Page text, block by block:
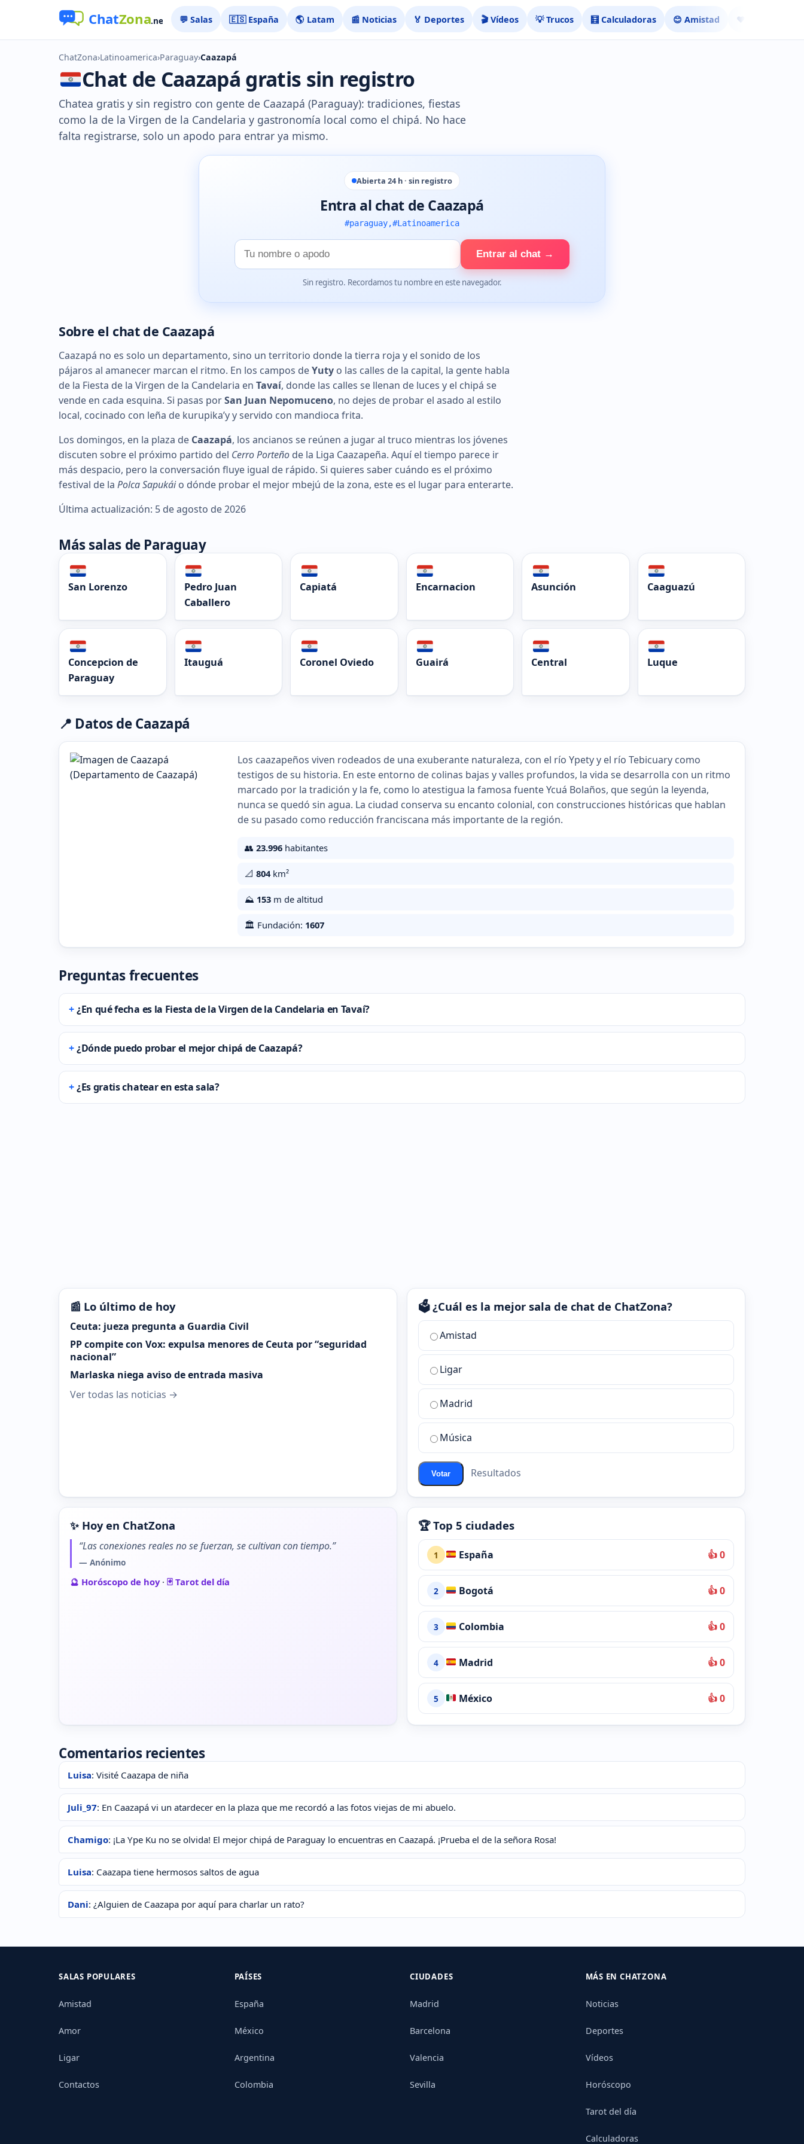
💬 Salas 🇪🇸 España 🌎 Latam 📰 Noticias 🏅 Deportes 🎬 Vídeos 💡 Trucos 🧮 Calculadoras 😊 Amistad ❤️ Ligar
ChatZona›Latinoamerica›Paraguay›Caazapá
Chat de Caazapá gratis sin registro
Chatea gratis y sin registro con gente de Caazapá (Paraguay): tradiciones, fiestas
como la de la Virgen de la Candelaria y gastronomía local como el chipá. No hace
falta registrarse, solo un apodo para entrar ya mismo.
Abierta 24 h · sin registro
Entra al chat de Caazapá
#paraguay,#Latinoamerica
Tu
nombre
Entrar al chat →
Sin registro. Recordamos tu nombre en este navegador.
Sobre el chat de Caazapá
Caazapá no es solo un departamento, sino un territorio donde la tierra roja y el sonido de los
pájaros al amanecer marcan el ritmo. En los campos deYuty o las calles de la capital, la gente habla
de la Fiesta de la Virgen de la Candelaria en Tavaí, donde las calles se llenan de luces y el chipá se
vende en cada esquina. Si pasas porSan Juan Nepomuceno, no dejes de probar el asado al estilo
local, cocinado con leña de kurupika’y y servido con mandioca frita.
Los domingos, en la plaza de Caazapá, los ancianos se reúnen a jugar al truco mientras los jóvenes
discuten sobre el próximo partido del Cerro Porteño de la Liga Caazapeña. Aquí el tiempo parece ir
más despacio, pero la conversación fluye igual de rápido. Si quieres saber cuándo es el próximo
festival de la Polca Sapukáio dónde probar el mejor mbejú de la zona, este es el lugar para enterarte.
Última actualización: 5 de agosto de 2026
Más salas de Paraguay
San Lorenzo
Pedro Juan
Caballero
Capiatá Encarnacion Asunción Caaguazú
Concepcion de
Paraguay
Itauguá Coronel Oviedo Guairá Central Luque
📍 Datos de Caazapá
Los caazapeños viven rodeados de una exuberante naturaleza, con el río Ypety y el río Tebicuary como
testigos de su historia. En este entorno de colinas bajas y valles profundos, la vida se desarrolla con un ritmo
marcado por la tradición y la fe, como lo atestigua la famosa fuente Ycuá Bolaños, que según la leyenda,
nunca se quedó sin agua. La ciudad conserva su encanto colonial, con construcciones históricas que hablan
de su pasado como reducción franciscana más importante de la región.
👥 23.996 habitantes
📐 804km²
⛰️ 153 m de altitud
🏛️ Fundación: 1607
Preguntas frecuentes
¿En qué fecha es la Fiesta de la Virgen de la Candelaria en Tavaí?
¿Dónde puedo probar el mejor chipá de Caazapá?
¿Es gratis chatear en esta sala?
📰 Lo último de hoy
Ceuta: jueza pregunta a Guardia Civil
PP compite con Vox: expulsa menores de Ceuta por “seguridad
nacional”
Marlaska niega aviso de entrada masiva
Ver todas las noticias →
🗳️ ¿Cuál es la mejor sala de chat de ChatZona?
¿Cuál
la
mejor
sala
chat
ChatZona?
Amistad
Ligar
Madrid
Música
Votar Resultados
✨ Hoy en ChatZona
“Las conexiones reales no se fuerzan, se cultivan con tiempo.”
— Anónimo
🔮 Horóscopo de hoy· 🃏 Tarot del día
🏆 Top 5 ciudades
1 España 👍 0
2 Bogotá 👍 0
3 Colombia 👍 0
4 Madrid 👍 0
5 México 👍 0
Comentarios recientes
Luisa: Visité Caazapa de niña
Juli_97: En Caazapá vi un atardecer en la plaza que me recordó a las fotos viejas de mi abuelo.
Chamigo: ¡La Ype Ku no se olvida! El mejor chipá de Paraguay lo encuentras en Caazapá. ¡Prueba el de la señora Rosa!
Luisa: Caazapa tiene hermosos saltos de agua
Dani: ¿Alguien de Caazapa por aquí para charlar un rato?
SALAS POPULARES
Amistad
Amor
Ligar
Contactos
PAÍSES
España
México
Argentina
Colombia
CIUDADES
Madrid
Barcelona
Valencia
Sevilla
MÁS EN CHATZONA
Noticias
Deportes
Vídeos
Horóscopo
Tarot del día
Calculadoras